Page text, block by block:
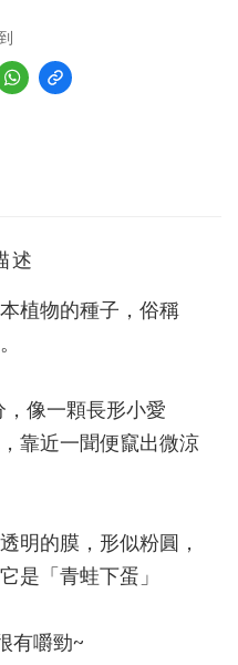
述
植物的種子，俗稱
，像一顆長形小愛
靠近一聞便竄出微涼
明的膜，形似粉圓，
是「青蛙下蛋」
有嚼勁~